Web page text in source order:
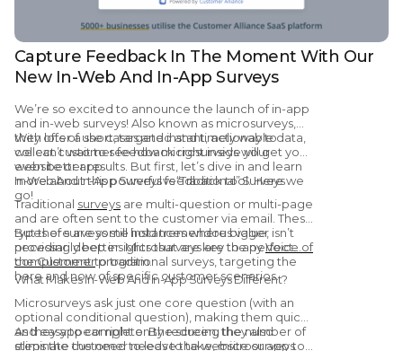
Capture Feedback In The Moment With Our
New In-Web And In-App Surveys
We’re so excited to announce the launch of in-app
and in-web surveys! Also known as microsurveys,
they offer a short, targeted and timely way to
collect customer feedback right inside your
website or app.
With lots of use cases and instant, actionable data,
we can’t wait to see how microsurveys will get you
even better results. But first, let’s dive in and learn
more about this powerful feedback tool. Here we
go!
In-Web And In-App Surveys vs “Traditional” Surveys
Traditional surveys are multi-question or multi-page
and are often sent to the customer via email. These
types of surveys still hold tremendous value,
providing deep insights that are key to anyVoice of
the Customerprogram.
But there are some instances where bigger isn’t
necessarily better. Microsurveys are the perfect
complement to traditional surveys, targeting the
here and now of specific customer scenarios.
What Makes In-Web And In-App Surveys Different?
Microsurveys ask just one core question (with an
optional conditional question), making them quick
and easy to complete. By reducing the number of
steps the customer needs to take, microsurveys
As they appear right on the screen, they also
eliminate the need to leave the website or app to